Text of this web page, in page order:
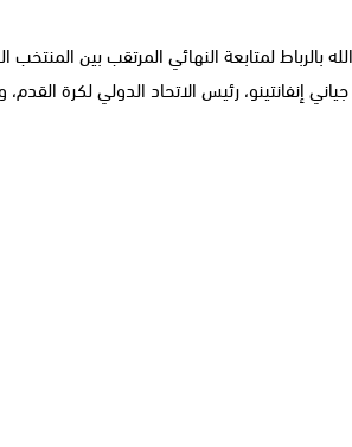
إنفانتينو، رئيس الاتحاد الدولي لكرة